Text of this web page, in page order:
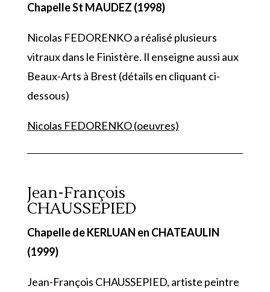
Chapelle St MAUDEZ (1998)
Nicolas FEDORENKO a réalisé plusieurs
vitraux dans le Finistère. Il enseigne aussi aux
Beaux-Arts à Brest (détails en cliquant ci-
dessous)
Nicolas FEDORENKO (oeuvres)
Jean-François
CHAUSSEPIED
Chapelle de KERLUAN en CHATEAULIN
(1999)
Jean-François CHAUSSEPIED, artiste peintre